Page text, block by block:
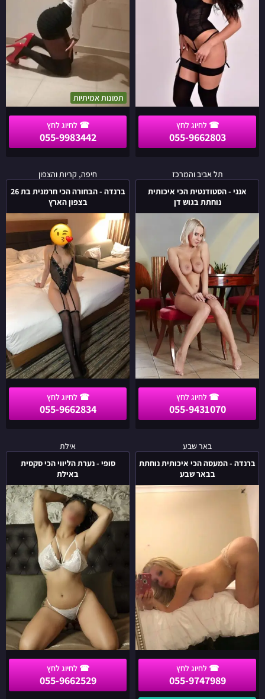
055-9662803
תמונות אמיתיות
055-9983442
תל אביב והמרכז
אנני - הסטודנטית הכי איכותית
נוחתת בגוש דן
055-9431070
אנני
-
הסטודנטית
הכי
איכותית
נוחתת
בגוש
דן
חיפה, קריות והצפון
ברנדה - הבחורה הכי חרמנית בת 26
בצפון הארץ
055-9662834
ברנדה
-
הבחורה
הכי
חרמנית
בת
26
בצפון
הארץ
באר שבע
ברנדה - המעסה הכי איכותית נוחתת
בבאר שבע
055-9747989
ברנדה
-
המעסה
הכי
אילת
סופי - נערת הליווי הכי סקסית
באילת
055-9662529
סופי
-
נערת
הליווי
הכי
סקסית
באילת